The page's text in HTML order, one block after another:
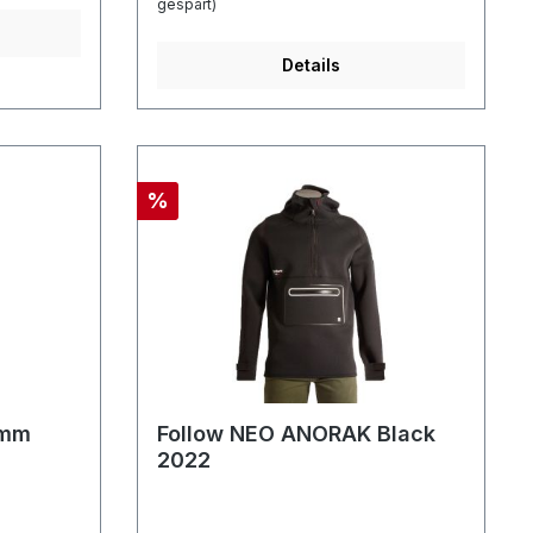
gespart)
Details
%
Follow NEO ANORAK Black
2022